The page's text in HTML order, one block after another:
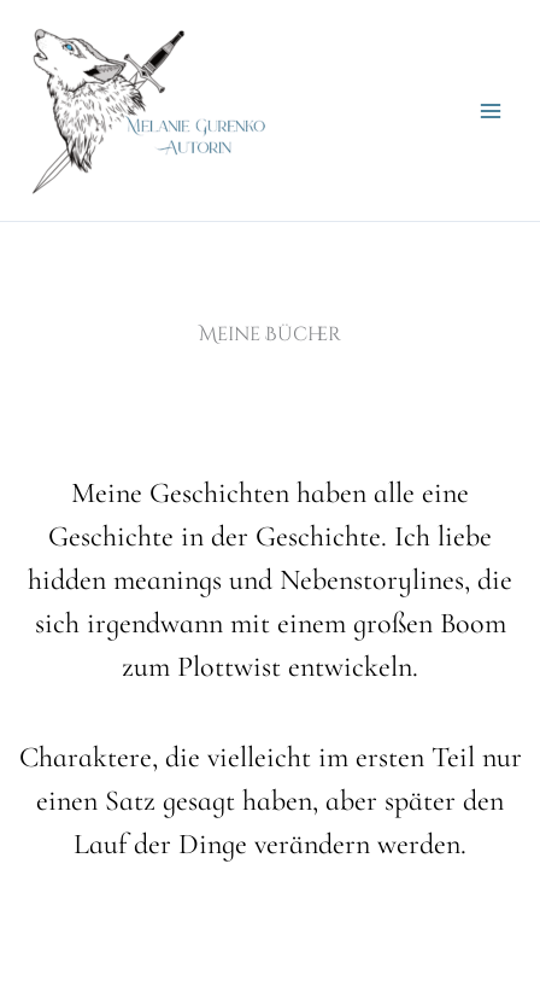
Inhalt
springen
Meine Bücher
Meine Geschichten haben alle eine
Geschichte in der Geschichte. Ich liebe
hidden meanings und Nebenstorylines, die
sich irgendwann mit einem großen Boom
zum Plottwist entwickeln.
Charaktere, die vielleicht im ersten Teil nur
einen Satz gesagt haben, aber später den
Lauf der Dinge verändern werden.